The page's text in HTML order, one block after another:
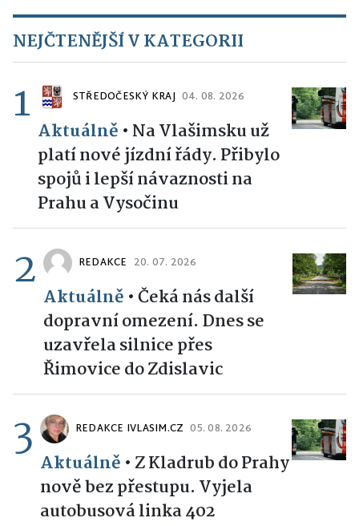
NEJČTENĚJŠÍ V KATEGORII
1 STŘEDOČESKÝ KRAJ 04. 08. 2026
Aktuálně • Na Vlašimsku už
platí nové jízdní řády. Přibylo
spojů i lepší návaznosti na
Prahu a Vysočinu
2 REDAKCE 20. 07. 2026
Aktuálně •Čeká nás další
dopravní omezení. Dnes se
uzavřela silnice přes
Řimovice do Zdislavic
3 REDAKCE IVLASIM.CZ 05. 08. 2026
Aktuálně • Z Kladrub do Prahy
nově bez přestupu. Vyjela
autobusová linka 402